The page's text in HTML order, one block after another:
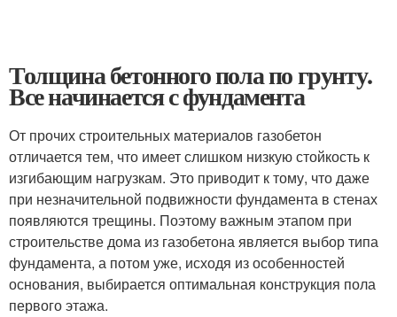
Толщина бетонного пола по грунту.
Все начинается с фундамента
От прочих строительных материалов газобетон
отличается тем, что имеет слишком низкую стойкость к
изгибающим нагрузкам. Это приводит к тому, что даже
при незначительной подвижности фундамента в стенах
появляются трещины. Поэтому важным этапом при
строительстве дома из газобетона является выбор типа
фундамента, а потом уже, исходя из особенностей
основания, выбирается оптимальная конструкция пола
первого этажа.